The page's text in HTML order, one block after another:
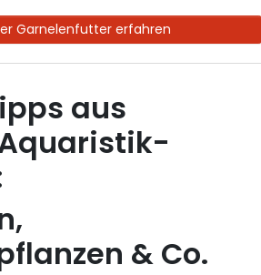
Garnelenfutter erfahren
aus
& Co.